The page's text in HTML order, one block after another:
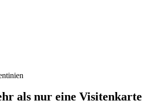
als nur eine Visitenkarte